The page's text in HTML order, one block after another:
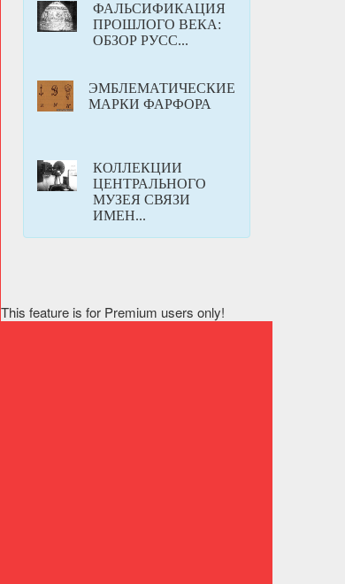
ФАЛЬСИФИКАЦИЯ
ПРОШЛОГО ВЕКА:
ОБЗОР РУСС...
ЭМБЛЕМАТИЧЕСКИЕ
МАРКИ ФАРФОРА
КОЛЛЕКЦИИ
ЦЕНТРАЛЬНОГО
МУЗЕЯ СВЯЗИ
ИМЕН...
This feature is for Premium users only!